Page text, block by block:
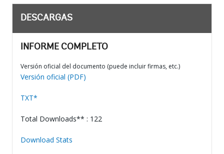
DESCARGAS
INFORME COMPLETO
Versión oficial del documento (puede incluir firmas, etc.)
Versión oficial (PDF)
TXT*
Total Downloads** : 122
Download Stats